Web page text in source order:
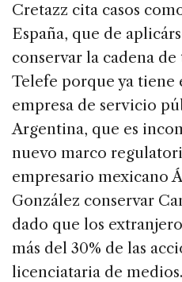
Cretazz cita casos
España, que de
conservar la cadena
Telefe porque ya tiene
empresa de servicio
Argentina, que es
nuevo marco
empresario mexicano
González conservar
dado que los
más del 30% de las
licenciataria de medios.